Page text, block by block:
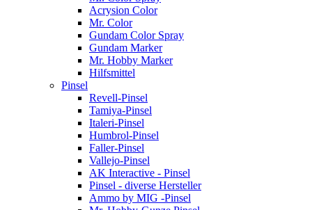
Acrysion Color
Mr. Color
Gundam Color Spray
Gundam Marker
Mr. Hobby Marker
Hilfsmittel
Pinsel
Revell-Pinsel
Tamiya-Pinsel
Italeri-Pinsel
Humbrol-Pinsel
Faller-Pinsel
Vallejo-Pinsel
AK Interactive - Pinsel
Pinsel - diverse Hersteller
Ammo by MIG -Pinsel